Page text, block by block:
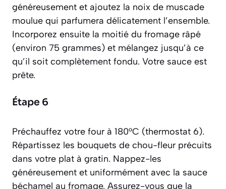
généreusement et ajoutez la noix de muscade
moulue qui parfumera délicatement l’ensemble.
Incorporez ensuite la moitié du fromage râpé
(environ 75 grammes) et mélangez jusqu’à ce
qu’il soit complètement fondu. Votre sauce est
prête.
Étape 6
Préchauffez votre four à 180°C (thermostat 6).
Répartissez les bouquets de chou-fleur précuits
dans votre plat à gratin. Nappez-les
généreusement et uniformément avec la sauce
béchamel au fromage. Assurez-vous que la